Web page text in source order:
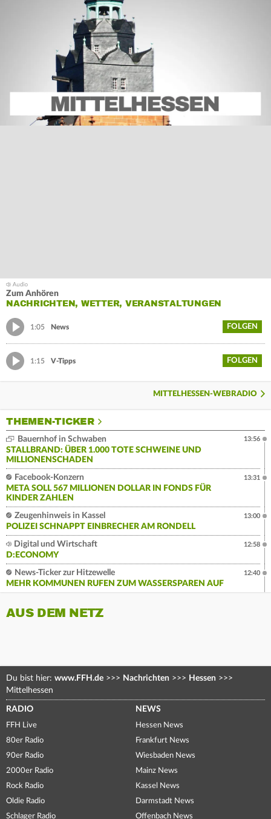
Zum Anhören
NACHRICHTEN, WETTER, VERANSTALTUNGEN
1:05 News FOLGEN
1:15 V-Tipps FOLGEN
MITTELHESSEN-WEBRADIO
THEMEN-TICKER
Bauernhof in Schwaben
STALLBRAND: ÜBER 1.000 TOTE SCHWEINE UND
MILLIONENSCHADEN
13:56
Facebook-Konzern
META SOLL 567 MILLIONEN DOLLAR IN FONDS FÜR
KINDER ZAHLEN
13:31
Zeugenhinweis in Kassel
POLIZEI SCHNAPPT EINBRECHER AM RONDELL
13:00
Digital und Wirtschaft
D:ECONOMY
12:58
News-Ticker zur Hitzewelle
MEHR KOMMUNEN RUFEN ZUM WASSERSPAREN AUF
12:40
AUS DEM NETZ
Du bist hier: www.FFH.de >>> Nachrichten >>> Hessen >>>
Mittelhessen
RADIO
FFH Live
80er Radio
90er Radio
2000er Radio
Rock Radio
Oldie Radio
Schlager Radio
NEWS
Hessen News
Frankfurt News
Wiesbaden News
Mainz News
Kassel News
Darmstadt News
Offenbach News